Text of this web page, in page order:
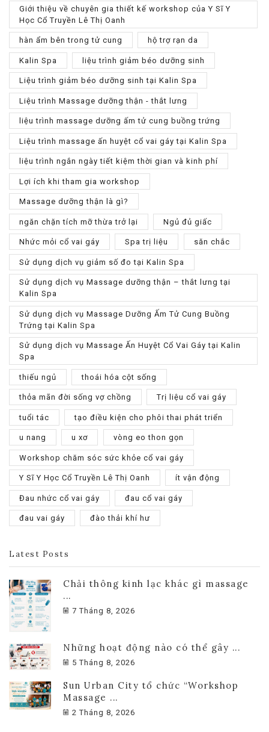
Giới thiệu về chuyên gia thiết kế workshop của Y Sĩ Y
Học Cổ Truyền Lê Thị Oanh
hàn ẩm bên trong tử cung hộ trợ rạn da
Kalin Spa liệu trình giảm béo dưỡng sinh
Liệu trình giảm béo dưỡng sinh tại Kalin Spa
Liệu trình Massage dưỡng thận - thắt lưng
liệu trình massage dưỡng ấm tử cung buồng trứng
Liệu trình massage ấn huyệt cổ vai gáy tại Kalin Spa
liệu trình ngắn ngày tiết kiệm thời gian và kinh phí
Lợi ích khi tham gia workshop
Massage dưỡng thận là gì?
ngăn chặn tích mỡ thừa trở lại Ngủ đủ giấc
Nhức mỏi cổ vai gáy Spa trị liệu săn chắc
Sử dụng dịch vụ giảm số đo tại Kalin Spa
Sử dụng dịch vụ Massage dưỡng thận – thắt lưng tại
Kalin Spa
Sử dụng dịch vụ Massage Dưỡng Ấm Tử Cung Buồng
Trứng tại Kalin Spa
Sử dụng dịch vụ Massage Ấn Huyệt Cổ Vai Gáy tại Kalin
Spa
thiếu ngủ thoái hóa cột sống
thỏa mãn đời sống vợ chồng Trị liệu cổ vai gáy
tuổi tác tạo điều kiện cho phôi thai phát triển
u nang u xơ vòng eo thon gọn
Workshop chăm sóc sức khỏe cổ vai gáy
Y Sĩ Y Học Cổ Truyền Lê Thị Oanh ít vận động
Đau nhức cổ vai gáy đau cổ vai gáy
đau vai gáy đào thải khí hư
Latest Posts
Chải thông kinh lạc khác gì massage
...
7 Tháng 8, 2026
Những hoạt động nào có thể gây ...
5 Tháng 8, 2026
Sun Urban City tổ chức “Workshop
Massage ...
2 Tháng 8, 2026